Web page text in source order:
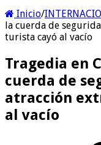
Inicio/
la cuerda de
turista cayó al vacío
Tragedia en
cuerda de
atracción
al vacío